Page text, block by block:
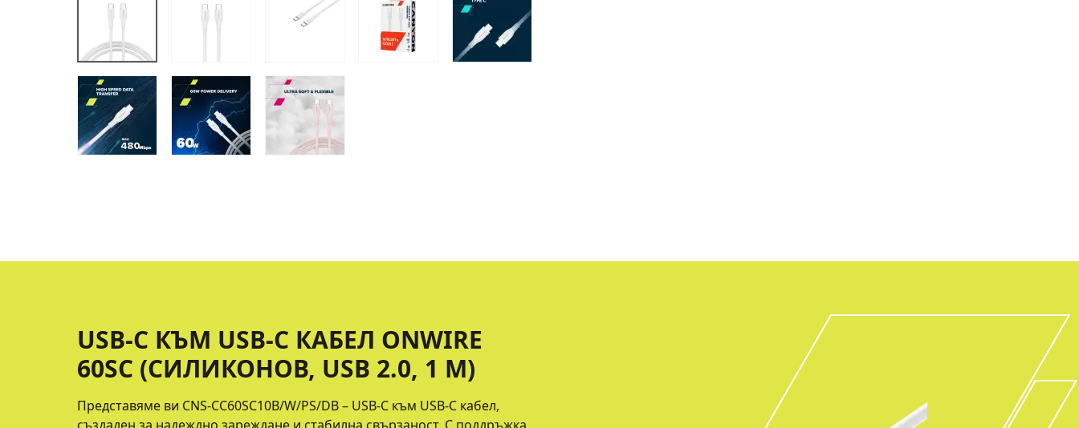
USB-C КЪМ USB-C КАБЕЛ ONWIRE
60SC (СИЛИКОНОВ, USB 2.0, 1 М)
Представяме ви CNS-CC60SC10B/W/PS/DB – USB-C към USB-C кабел,